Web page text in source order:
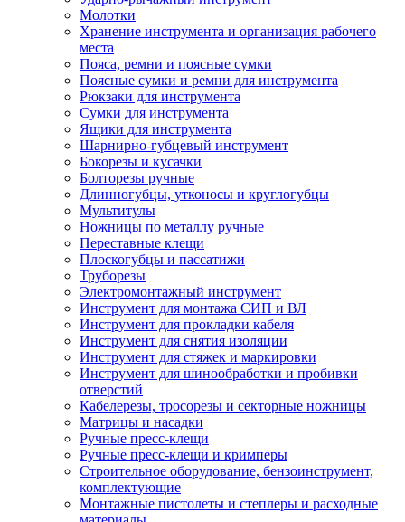
Молотки
Хранение инструмента и организация рабочего
места
Пояса, ремни и поясные сумки
Поясные сумки и ремни для инструмента
Рюкзаки для инструмента
Сумки для инструмента
Ящики для инструмента
Шарнирно-губцевый инструмент
Бокорезы и кусачки
Болторезы ручные
Длинногубцы, утконосы и круглогубцы
Мультитулы
Ножницы по металлу ручные
Переставные клещи
Плоскогубцы и пассатижи
Труборезы
Электромонтажный инструмент
Инструмент для монтажа СИП и ВЛ
Инструмент для прокладки кабеля
Инструмент для снятия изоляции
Инструмент для стяжек и маркировки
Инструмент для шинообработки и пробивки
отверстий
Кабелерезы, тросорезы и секторные ножницы
Матрицы и насадки
Ручные пресс-клещи
Ручные пресс-клещи и кримперы
Строительное оборудование, бензоинструмент,
комплектующие
Монтажные пистолеты и степлеры и расходные